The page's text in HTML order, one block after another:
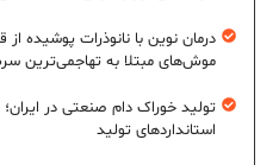
موش‌های مبتلا به تهاجمی‌ترین
تولید خوراک دام صنعتی در
استانداردهای تولید